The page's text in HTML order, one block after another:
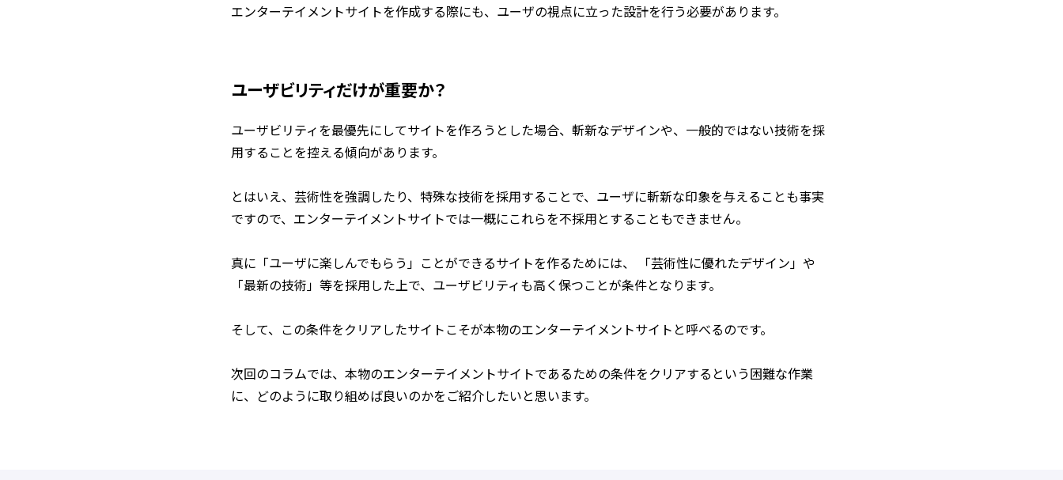
エンターテイメントサイトを作成する際にも、ユーザの視点に立った設計を行う必要があります。
ユーザビリティだけが重要か？
ユーザビリティを最優先にしてサイトを作ろうとした場合、斬新なデザインや、一般的ではない技術を採
用することを控える傾向があります。
とはいえ、芸術性を強調したり、特殊な技術を採用することで、ユーザに斬新な印象を与えることも事実
ですので、エンターテイメントサイトでは一概にこれらを不採用とすることもできません。
真に「ユーザに楽しんでもらう」ことができるサイトを作るためには、 「芸術性に優れたデザイン」や
「最新の技術」等を採用した上で、ユーザビリティも高く保つことが条件となります。
そして、この条件をクリアしたサイトこそが本物のエンターテイメントサイトと呼べるのです。
次回のコラムでは、本物のエンターテイメントサイトであるための条件をクリアするという困難な作業
に、どのように取り組めば良いのかをご紹介したいと思います。